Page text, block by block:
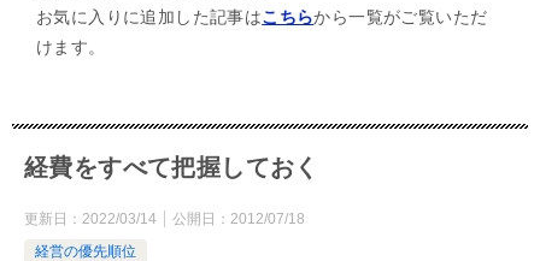
お気に入りに追加した記事はこちらから一覧がご覧いただ
けます。
経費をすべて把握しておく
更新日： 2022/03/14 公開日： 2012/07/18
経営の優先順位